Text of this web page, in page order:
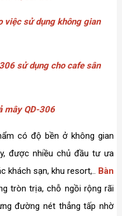
việc sử dụng không gian
sử dụng cho cafe sân
mây QD-306
có độ bền ở không gian
được nhiều chủ đầu tư ưa
khách sạn, khu resort,.. Bàn
tròn trịa, chỗ ngồi rộng rãi
đường nét thẳng tấp nhờ